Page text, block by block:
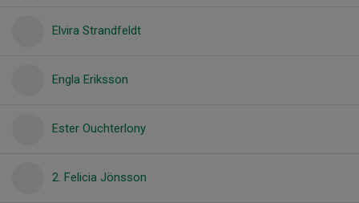
Elvira Strandfeldt
Engla Eriksson
Ester Ouchterlony
2. Felicia Jönsson